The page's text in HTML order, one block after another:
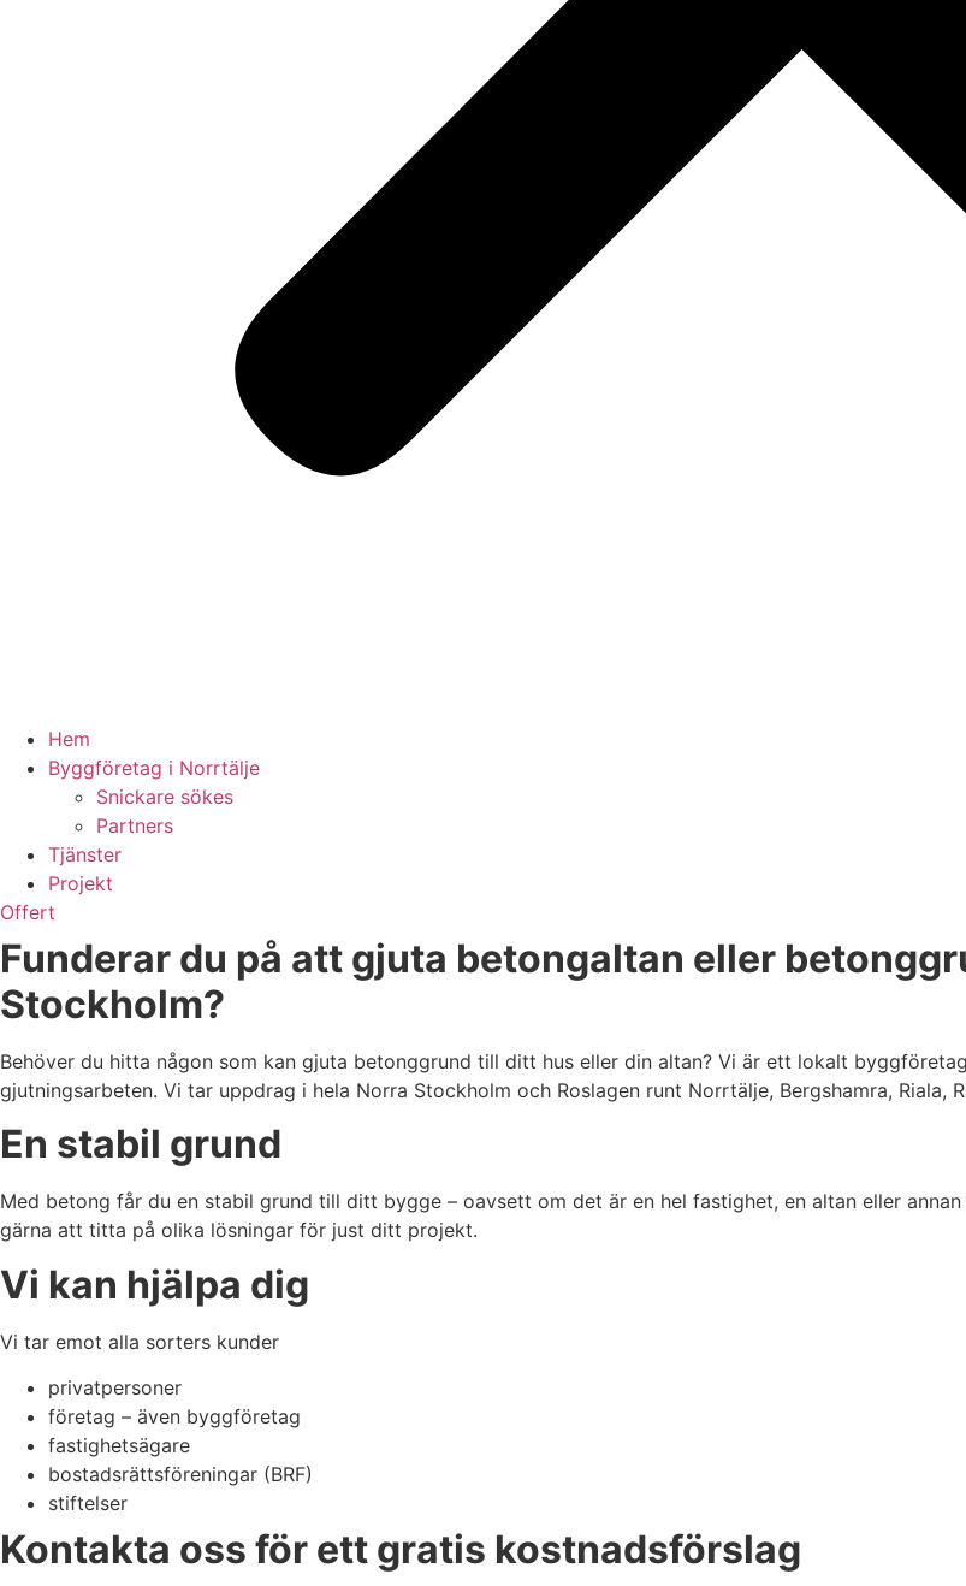
Hem
Byggföretag i Norrtälje
Snickare sökes
Partners
Tjänster
Projekt
Offert
Funderar du på att gjuta betongaltan eller
Stockholm?
Behöver du hitta någon som kan gjuta betonggrund till ditt hus eller din altan? Vi är ett lokalt
gjutningsarbeten. Vi tar uppdrag i hela Norra Stockholm och Roslagen runt Norrtälje, Bergshamra, Riala,
En stabil grund
Med betong får du en stabil grund till ditt bygge – oavsett om det är en hel fastighet, en altan eller
gärna att titta på olika lösningar för just ditt projekt.
Vi kan hjälpa dig
Vi tar emot alla sorters kunder
privatpersoner
företag – även byggföretag
fastighetsägare
bostadsrättsföreningar (BRF)
stiftelser
Kontakta oss för ett gratis kostnadsförslag